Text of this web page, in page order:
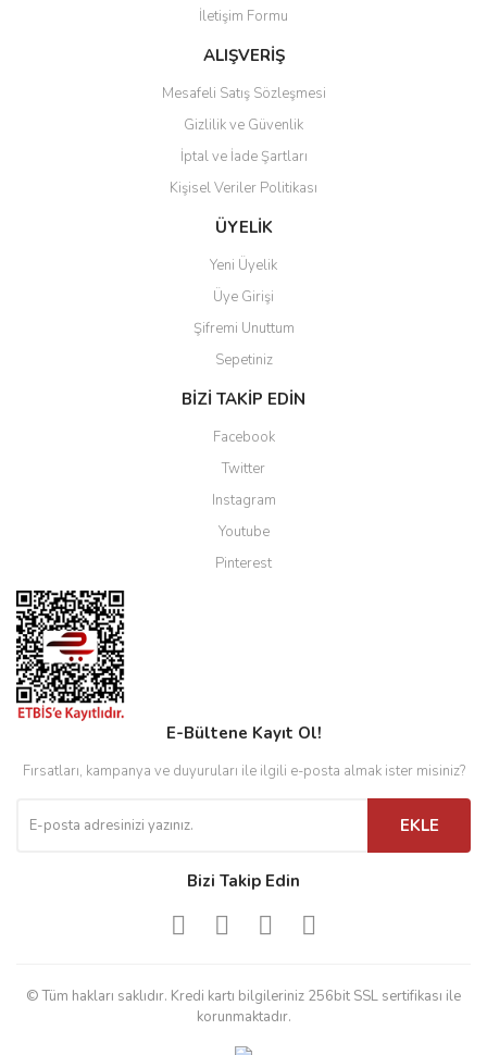
Ürün bilgilerinde hatalar bulunuyor.
Ürün fiyatı diğer sitelerden daha pahalı.
Gönder
İletişim Formu
ALIŞVERİŞ
Mesafeli Satış Sözleşmesi
Gizlilik ve Güvenlik
İptal ve İade Şartları
Kişisel Veriler Politikası
ÜYELİK
Yeni Üyelik
Üye Girişi
Şifremi Unuttum
Sepetiniz
BİZİ TAKİP EDİN
Facebook
Twitter
Instagram
Youtube
Pinterest
E-Bültene Kayıt Ol!
Fırsatları, kampanya ve duyuruları ile ilgili e-posta almak ister misiniz?
EKLE
Bizi Takip Edin
© Tüm hakları saklıdır. Kredi kartı bilgileriniz 256bit SSL sertifikası ile
korunmaktadır.